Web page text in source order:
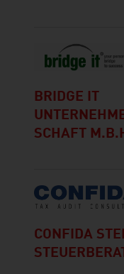
BRIDGE IT
SCHAFT
CONFIDA